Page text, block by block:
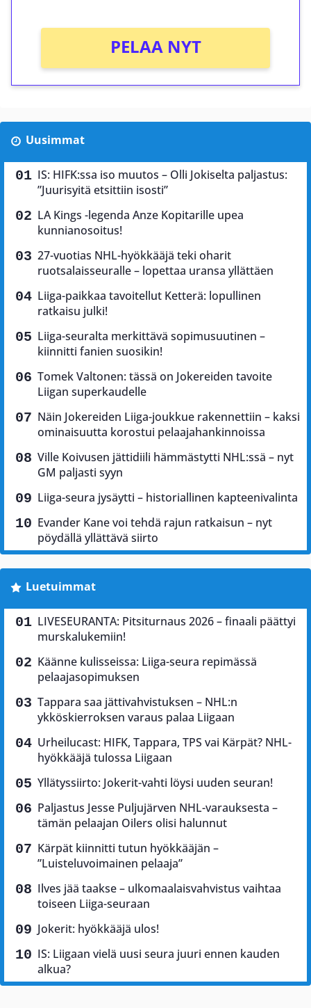
PELAA NYT
Uusimmat
IS: HIFK:ssa iso muutos – Olli Jokiselta paljastus:
”Juurisyitä etsittiin isosti”
LA Kings -legenda Anze Kopitarille upea
kunnianosoitus!
27-vuotias NHL-hyökkääjä teki oharit
ruotsalaisseuralle – lopettaa uransa yllättäen
Liiga-paikkaa tavoitellut Ketterä: lopullinen
ratkaisu julki!
Liiga-seuralta merkittävä sopimusuutinen –
kiinnitti fanien suosikin!
Tomek Valtonen: tässä on Jokereiden tavoite
Liigan superkaudelle
Näin Jokereiden Liiga-joukkue rakennettiin – kaksi
ominaisuutta korostui pelaajahankinnoissa
Ville Koivusen jättidiili hämmästytti NHL:ssä – nyt
GM paljasti syyn
Liiga-seura jysäytti – historiallinen kapteenivalinta
Evander Kane voi tehdä rajun ratkaisun – nyt
pöydällä yllättävä siirto
Luetuimmat
LIVESEURANTA: Pitsiturnaus 2026 – finaali päättyi
murskalukemiin!
Käänne kulisseissa: Liiga-seura repimässä
pelaajasopimuksen
Tappara saa jättivahvistuksen – NHL:n
ykköskierroksen varaus palaa Liigaan
Urheilucast: HIFK, Tappara, TPS vai Kärpät? NHL-
hyökkääjä tulossa Liigaan
Yllätyssiirto: Jokerit-vahti löysi uuden seuran!
Paljastus Jesse Puljujärven NHL-varauksesta –
tämän pelaajan Oilers olisi halunnut
Kärpät kiinnitti tutun hyökkääjän –
”Luisteluvoimainen pelaaja”
Ilves jää taakse – ulkomaalaisvahvistus vaihtaa
toiseen Liiga-seuraan
Jokerit: hyökkääjä ulos!
IS: Liigaan vielä uusi seura juuri ennen kauden
alkua?